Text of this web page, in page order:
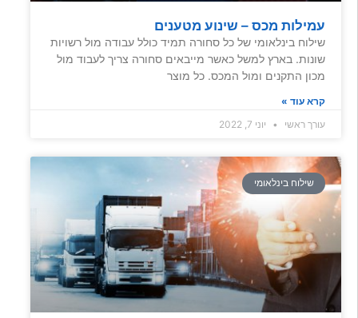
עמילות מכס – שינוע מטענים
שילוח בינלאומי של כל סחורה תמיד כולל עבודה מול רשויות
שונות. בארץ למשל כאשר מייבאים סחורה צריך לעבוד מול
מכון התקנים ומול המכס. כל מוצר
קרא עוד »
עורך ראשי
יוני 7, 2022
שילוח בינלאומי